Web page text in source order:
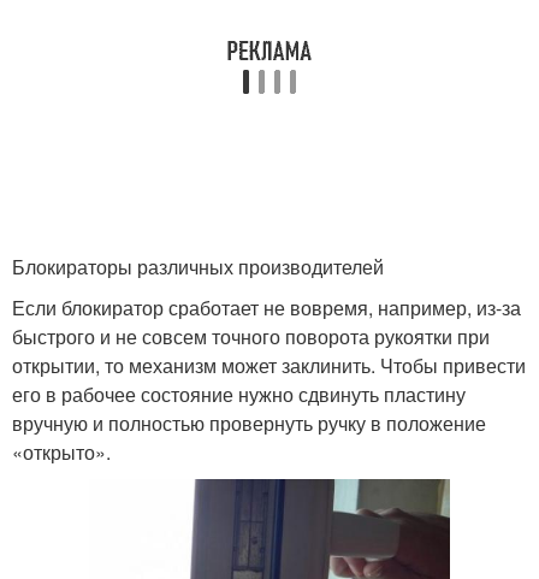
Блокираторы различных производителей
Если блокиратор сработает не вовремя, например, из-за
быстрого и не совсем точного поворота рукоятки при
открытии, то механизм может заклинить. Чтобы привести
его в рабочее состояние нужно сдвинуть пластину
вручную и полностью провернуть ручку в положение
«открыто».